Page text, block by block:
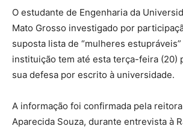
O estudante de Engenharia da
Mato Grosso investigado por
suposta lista de “mulheres
instituição tem até esta terça-feira (20)
sua defesa por escrito à universidade.
A informação foi confirmada pela reitora
Aparecida Souza, durante entrevista à